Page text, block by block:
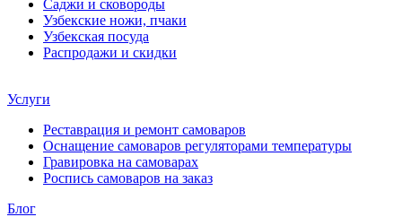
Саджи и сковороды
Узбекские ножи, пчаки
Узбекская посуда
Распродажи и скидки
Услуги
Реставрация и ремонт самоваров
Оснащение самоваров регуляторами температуры
Гравировка на самоварах
Роспись самоваров на заказ
Блог